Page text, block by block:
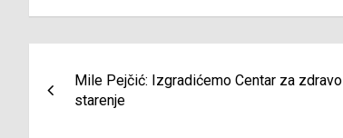
članaka
Mile Pejčić: Izgradićemo Centar za zdravo
starenje